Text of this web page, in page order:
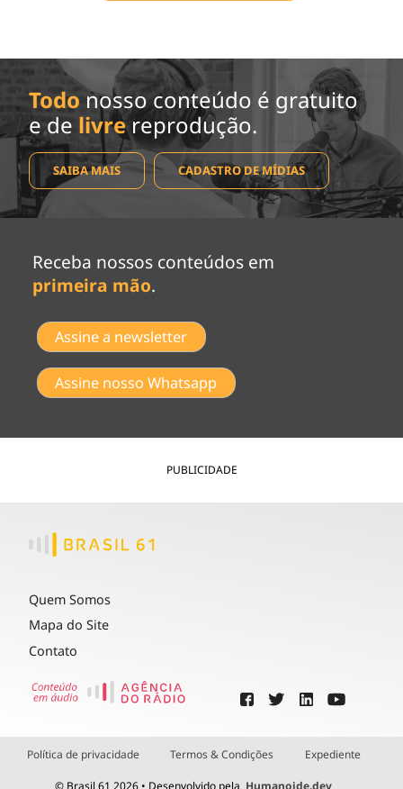
Todo nosso conteúdo é gratuito
e de livrereprodução.
SAIBA MAIS CADASTRO DE MÍDIAS
Receba nossos conteúdos em
primeira mão.
Assine a newsletter
Assine nosso Whatsapp
PUBLICIDADE
Quem Somos
Mapa do Site
Contato
Política de privacidade Termos & Condições Expediente
© Brasil 61 2026 • Desenvolvido pela Humanoide.dev